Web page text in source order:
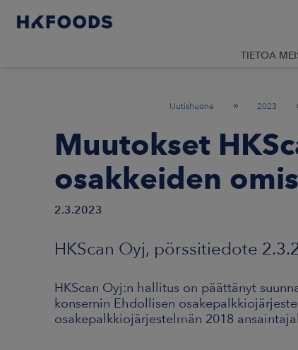
TIETOA
Uutishuone » 2023
Muutokset
osakkeiden
2.3.2023
HKScan Oyj, pörssitiedote
HKScan Oyj:n hallitus on päättänyt
konsernin Ehdollisen
osakepalkkiojärjestelmän 2018